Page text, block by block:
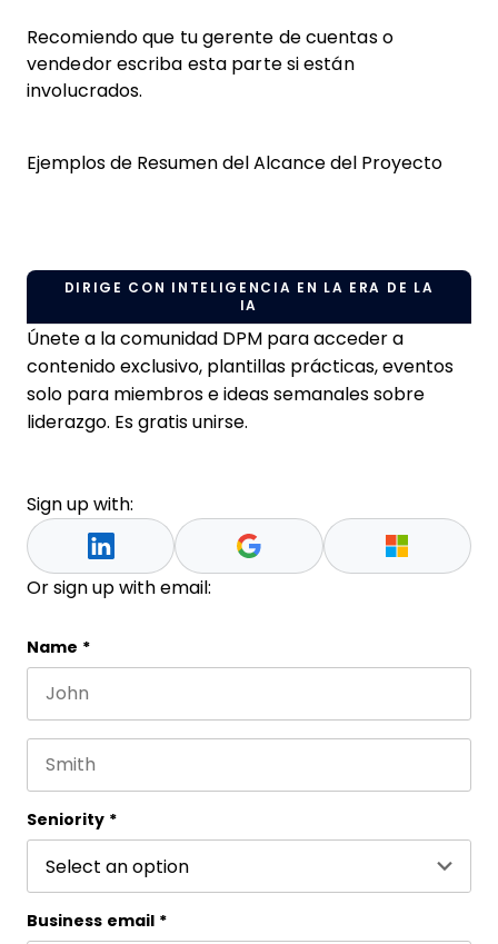
Recomiendo que tu gerente de cuentas o
vendedor escriba esta parte si están
involucrados.
Ejemplos de Resumen del Alcance del Proyecto
DIRIGE CON INTELIGENCIA EN LA ERA DE LA
IA
Únete a la comunidad DPM para acceder a
contenido exclusivo, plantillas prácticas, eventos
solo para miembros e ideas semanales sobre
liderazgo. Es gratis unirse.
Sign up with:
Or sign up with email:
X/Twitter
Este campo es un campo de validación y debe
Name *
Seniority *
Business email *